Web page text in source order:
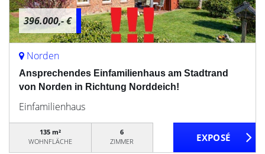
396.000,- €
Norden
Ansprechendes Einfamilienhaus am Stadtrand
von Norden in Richtung Norddeich!
Einfamilienhaus
135 m²
WOHNFLÄCHE
6
ZIMMER